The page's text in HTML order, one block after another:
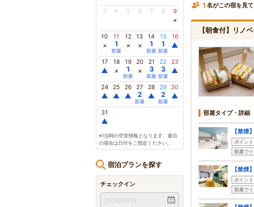
3 4 5 6 7 8 9
×
10
×
11
1
部屋
12
×
13
×
14
1
部屋
15
1
部屋
16
▲
17
▲
18
×
19
1
部屋
20
×
21
3
部屋
22
3
部屋
23
▲
24
▲
25
▲
26
▲
27
2
部屋
28
▲
29
2
部屋
30
▲
31
▲
※1泊時の空室情報となります。連泊
の場合は日付をご指定ください。
宿泊プランを探す
チェックイン
1 名がこの宿を見
【朝食付】リノ
部屋タイプ・詳細
【禁煙
ポイン
部屋で
【禁煙
ポイン
部屋で